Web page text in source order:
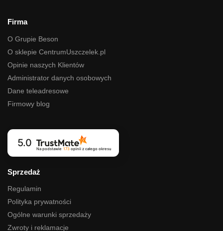
Firma
O Grupie Beson
O sklepie CentrumUszczelek.pl
Opinie naszych Klientów
Administrator danych osobowych
Dane teleadresowe
Firmowy blog
5.0
Na podstawie 173opinii z całego okresu
Sprzedaż
Regulamin
Polityka prywatności
Ogólne warunki sprzedaży
Zwroty i reklamacje